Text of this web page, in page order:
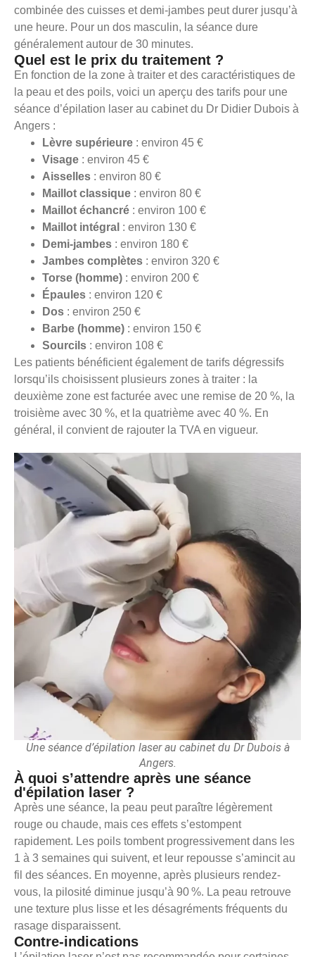
combinée des cuisses et demi-jambes peut durer jusqu’à
une heure. Pour un dos masculin, la séance dure
généralement autour de 30 minutes.
Quel est le prix du traitement ?
En fonction de la zone à traiter et des caractéristiques de
la peau et des poils, voici un aperçu des tarifs pour une
séance d’épilation laser au cabinet du Dr Didier Dubois à
Angers :
Lèvre supérieure : environ 45 €
Visage : environ 45 €
Aisselles : environ 80 €
Maillot classique : environ 80 €
Maillot échancré : environ 100 €
Maillot intégral : environ 130 €
Demi-jambes : environ 180 €
Jambes complètes : environ 320 €
Torse (homme) : environ 200 €
Épaules : environ 120 €
Dos : environ 250 €
Barbe (homme) : environ 150 €
Sourcils : environ 108 €
Les patients bénéficient également de tarifs dégressifs
lorsqu’ils choisissent plusieurs zones à traiter : la
deuxième zone est facturée avec une remise de 20 %, la
troisième avec 30 %, et la quatrième avec 40 %. En
général, il convient de rajouter la TVA en vigueur.
Une séance d’épilation laser au cabinet du Dr Dubois à
Angers.
À quoi s’attendre après une séance
d'épilation laser ?
Après une séance, la peau peut paraître légèrement
rouge ou chaude, mais ces effets s’estompent
rapidement. Les poils tombent progressivement dans les
1 à 3 semaines qui suivent, et leur repousse s’amincit au
fil des séances. En moyenne, après plusieurs rendez-
vous, la pilosité diminue jusqu’à 90 %. La peau retrouve
une texture plus lisse et les désagréments fréquents du
rasage disparaissent.
Contre-indications